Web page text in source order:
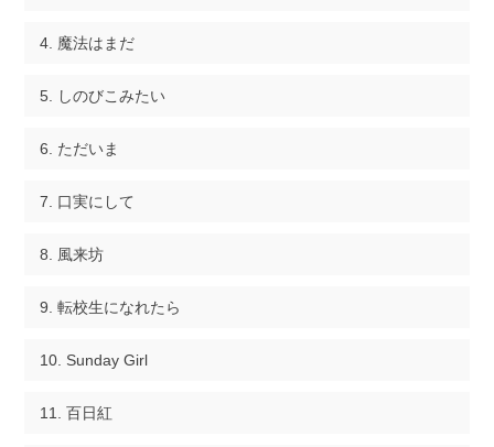
魔法はまだ
しのびこみたい
ただいま
口実にして
風来坊
転校生になれたら
Sunday Girl
百日紅